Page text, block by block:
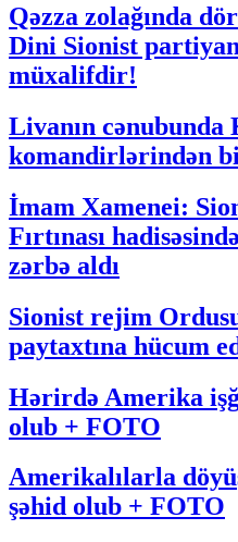
Qəzza zolağında
Dini Sionist
müxalifdir!
Livanın cənubunda
komandirlərindən
İmam Xamenei:
Fırtınası
zərbə aldı
Sionist rejim
paytaxtına hücum
Hərirdə Amerika
olub + FOTO
Amerikalılarla
şəhid olub + FOTO